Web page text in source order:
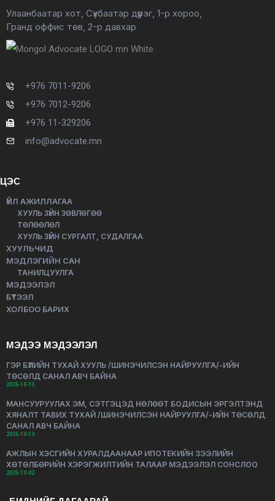
Улаанбаатар хот, Сүхбаатар дүүрэг, 1-р хороо,
Гранд оффис төв, 2-р давхар
+976 7011-9206
+976 7012-9206
+976 11-329206
info@advocate.mn
ЦЭС
ҮЙЛ АЖИЛЛАГАА
ХУУЛЬ ЗҮЙН ЗӨВЛӨГӨӨ
ТӨЛӨӨЛӨЛ
ХУУЛЬ ЗҮЙН СУРГАЛТ, СУДАЛГАА
ХУУЛЬЧИД
МЭДЛЭГИЙН САН
ТАНИЛЦУУЛГА
МЭДЭЭЛЭЛ
БҮТЭЭЛ
ХОЛБОО БАРИХ
МЭДЭЭ МЭДЭЭЛЭЛ
ГЭР БҮЛИЙН ТУХАЙ ХУУЛЬ /ШИНЭЧИЛСЭН НАЙРУУЛГА/-ИЙН
ТӨСӨЛД САНАЛ АВЧ БАЙНА
2025-10-13
МАНСУУРУУЛАХ ЭМ, СЭТГЭЦЭД НӨЛӨӨТ БОДИСЫН ЭРГЭЛТЭНД
ХЯНАЛТ ТАВИХ ТУХАЙ /ШИНЭЧИЛСЭН НАЙРУУЛГА/-ИЙН ТӨСӨЛД
САНАЛ АВЧ БАЙНА
2025-10-13
АЖЛЫН ХЭСГИЙН ХУРАЛДААНААР ИПОТЕКИЙН ЗЭЭЛИЙН
ХӨТӨЛБӨРИЙН ХЭРЭГЖИЛТИЙН ТАЛААР МЭДЭЭЛЭЛ СОНСЛОО
2025-10-02